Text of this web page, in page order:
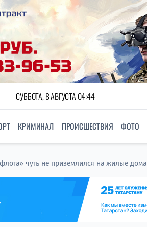
СУББОТА, 8 АВГУСТА 04:44
КРИМИНАЛ ПРОИСШЕСТВИЯ ФОТО
чуть не приземлился на жилые дома